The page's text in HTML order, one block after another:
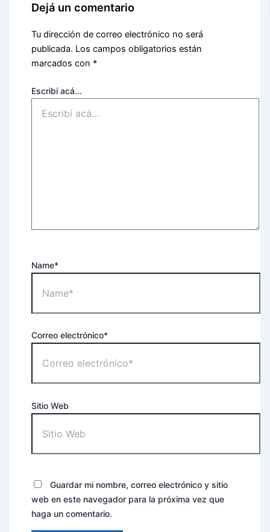
Dejá un comentario
Tu dirección de correo electrónico no será
publicada. Los campos obligatorios están
marcados con *
Escribí acá...
Name*
Correo electrónico*
Sitio Web
Guardar mi nombre, correo electrónico y sitio
web en este navegador para la próxima vez que
haga un comentario.